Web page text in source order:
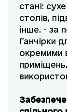
стані:
столів,
інше. - за
Ганчірки
окремими